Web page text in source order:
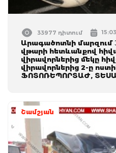
33977 դիտում
Արագածոտնի մարզում
վթարի հետևանքով
վիրավորներից մեկը
վիրավորներից 2-ը
ՖՈՏՈՌԵՊՈՐՏԱԺ,
Շամշյան